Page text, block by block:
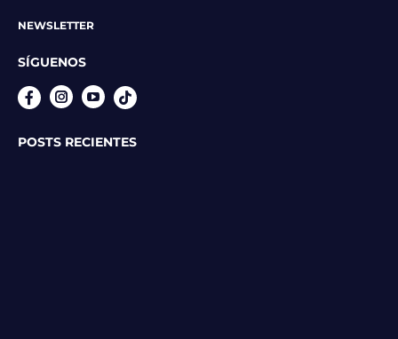
NEWSLETTER
SÍGUENOS
InstagramYouTube
POSTS RECIENTES